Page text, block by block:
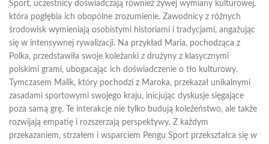
Sport, uczestnicy doświadczają również żywej wymiany kulturowej,
która pogłębia ich obopólne zrozumienie. Zawodnicy z różnych
środowisk wymieniają osobistymi historiami i tradycjami, angażując
się w intensywnej rywalizacji. Na przykład Maria, pochodząca z
Polka, przedstawiła swoje koleżanki z drużyny z klasycznymi
polskimi grami, ubogacając ich doświadczenie o tło kulturowy.
Tymczasem Malik, który pochodzi z Maroka, przekazał unikalnymi
zasadami sportowymi swojego kraju, inicjując dyskusje sięgające
poza samą grę. Te interakcje nie tylko budują koleżeństwo, ale także
rozwijają empatię i rozszerzają perspektywy. Z każdym
przekazaniem, strzałem i wsparciem Pengu Sport przekształca się w